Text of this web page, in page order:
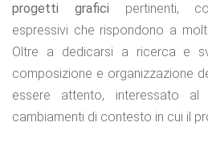
progetti grafici pertinenti,
espressivi che rispondono a
Oltre a dedicarsi a ricerca e
composizione e organizzazione
essere attento, interessato
cambiamenti di contesto in cui il